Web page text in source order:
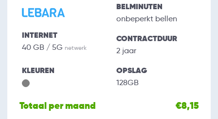
INTERNET
40 GB / 5G netwerk
BELMINUTEN
onbeperkt bellen
CONTRACTDUUR
2 jaar
KLEUREN OPSLAG
128GB
Totaal per maand €8,15